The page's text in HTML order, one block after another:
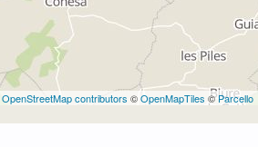
OpenStreetMap contributors ©OpenMapTiles ©Parcello